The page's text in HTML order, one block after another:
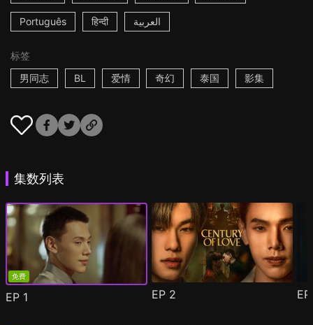
Português हिन्दी العربية
标签
男同志
BL 爱情 奇幻 泰国 影集
集数列表
免费
EP 1 EP 2